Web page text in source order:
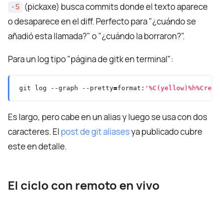
-S
(pickaxe) busca commits donde el texto aparece
o desaparece en el diff. Perfecto para "¿cuándo se
añadió esta llamada?" o "¿cuándo la borraron?".
Para un log tipo "página de gitk en terminal":
git log --graph --pretty=format:
Es largo, pero cabe en un alias y luego se usa con dos
caracteres. El post de git aliasesya publicado cubre
este en detalle.
El ciclo con remoto en vivo